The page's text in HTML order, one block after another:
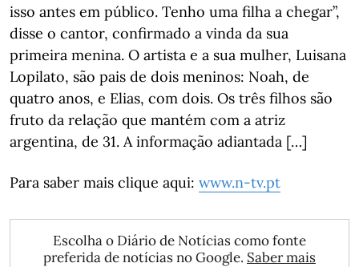
isso antes em público. Tenho uma filha a chegar”,
disse o cantor, confirmado a vinda da sua
primeira menina. O artista e a sua mulher, Luisana
Lopilato, são pais de dois meninos: Noah, de
quatro anos, e Elias, com dois. Os três filhos são
fruto da relação que mantém com a atriz
argentina, de 31. A informação adiantada […]
Para saber mais clique aqui: www.n-tv.pt
Escolha o Diário de Notícias como fonte
preferida de notícias no Google. Saber mais